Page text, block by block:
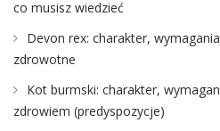
co musisz wiedzieć
Devon rex: charakter,
zdrowotne
Kot burmski: charakter,
zdrowiem (predyspozycje)